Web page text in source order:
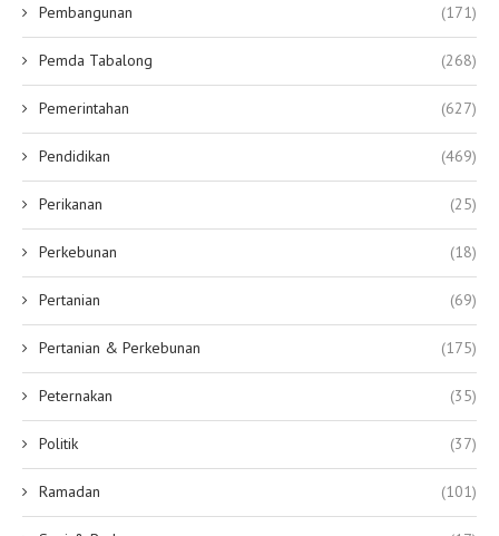
Pembangunan (171)
Pemda Tabalong (268)
Pemerintahan (627)
Pendidikan (469)
Perikanan (25)
Perkebunan (18)
Pertanian (69)
Pertanian & Perkebunan (175)
Peternakan (35)
Politik (37)
Ramadan (101)